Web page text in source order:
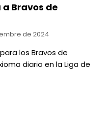
Bravos de
de 2024
los Bravos de
diario en la Liga de